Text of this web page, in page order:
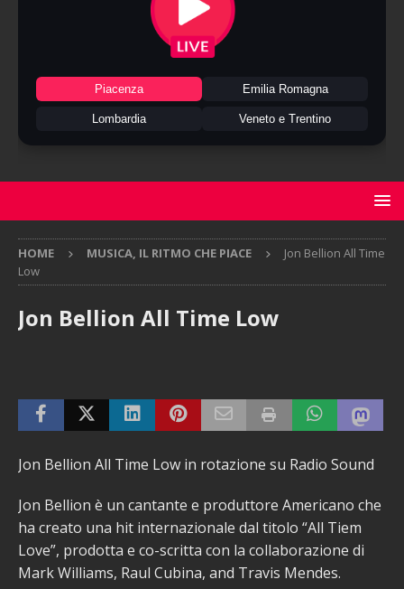
Piacenza Emilia Romagna
Lombardia Veneto e Trentino
HOME MUSICA, IL RITMO CHE PIACE
Jon Bellion All Time
Low
Jon Bellion All Time Low
Jon Bellion All Time Low in rotazione su Radio Sound
Jon Bellion è un cantante e produttore Americano che
ha creato una hit internazionale dal titolo “All Tiem
Love”, prodotta e co-scritta con la collaborazione di
Mark Williams, Raul Cubina, and Travis Mendes.